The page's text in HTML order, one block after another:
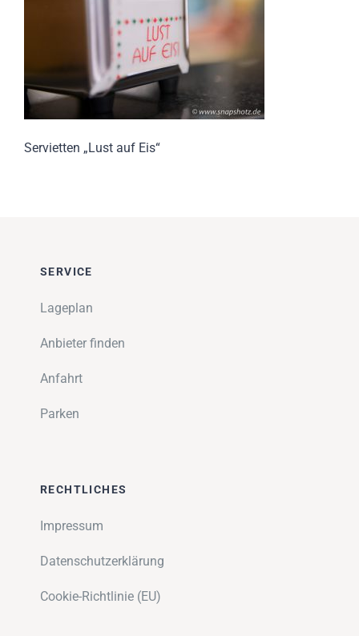
SUCHE
Servietten „Lust auf Eis“
SERVICE
Lageplan
Anbieter finden
Anfahrt
Parken
RECHTLICHES
Impressum
Datenschutzerklärung
Cookie-Richtlinie (EU)